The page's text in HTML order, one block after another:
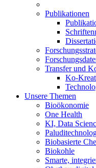
Publikationen
Transfer und
Ko-
Unsere Themen
Bioökonomie
One Health
KI, Data
Biobasierte
Biokohle
Smarte,